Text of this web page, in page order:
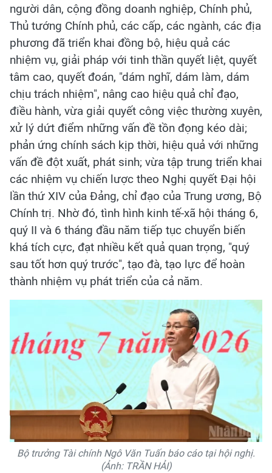
người dân, cộng đồng doanh nghiệp, Chính phủ,
Thủ tướng Chính phủ, các cấp, các ngành, các địa
phương đã triển khai đồng bộ, hiệu quả các
nhiệm vụ, giải pháp với tinh thần quyết liệt, quyết
tâm cao, quyết đoán, "dám nghĩ, dám làm, dám
chịu trách nhiệm", nâng cao hiệu quả chỉ đạo,
điều hành, vừa giải quyết công việc thường xuyên,
xử lý dứt điểm những vấn đề tồn đọng kéo dài;
phản ứng chính sách kịp thời, hiệu quả với những
vấn đề đột xuất, phát sinh; vừa tập trung triển khai
các nhiệm vụ chiến lược theo Nghị quyết Đại hội
lần thứ XIV của Đảng, chỉ đạo của Trung ương, Bộ
Chính trị. Nhờ đó, tình hình kinh tế-xã hội tháng 6,
quý II và 6 tháng đầu năm tiếp tục chuyển biến
khá tích cực, đạt nhiều kết quả quan trọng, "quý
sau tốt hơn quý trước", tạo đà, tạo lực để hoàn
thành nhiệm vụ phát triển của cả năm.
Bộ trưởng Tài chính Ngô Văn Tuấn báo cáo tại hội nghị.
(Ảnh: TRẦN HẢI)